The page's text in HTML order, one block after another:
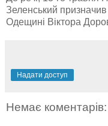
Зеленський
Одещині Віктора
Надати доступ
Немає коментарів: